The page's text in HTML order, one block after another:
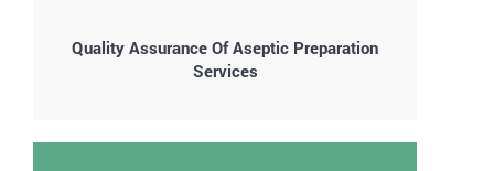
Quality Assurance Of Aseptic Preparation
Services